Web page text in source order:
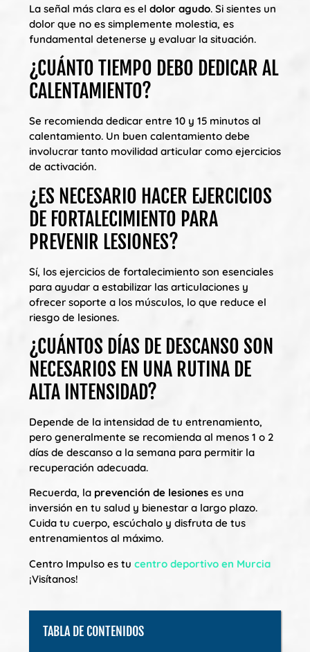
La señal más clara es el dolor agudo. Si sientes un
dolor que no es simplemente molestia, es
fundamental detenerse y evaluar la situación.
¿CUÁNTO TIEMPO DEBO DEDICAR AL
CALENTAMIENTO?
Se recomienda dedicar entre 10 y 15 minutos al
calentamiento. Un buen calentamiento debe
involucrar tanto movilidad articular como ejercicios
de activación.
¿ES NECESARIO HACER EJERCICIOS
DE FORTALECIMIENTO PARA
PREVENIR LESIONES?
Sí, los ejercicios de fortalecimiento son esenciales
para ayudar a estabilizar las articulaciones y
ofrecer soporte a los músculos, lo que reduce el
riesgo de lesiones.
¿CUÁNTOS DÍAS DE DESCANSO SON
NECESARIOS EN UNA RUTINA DE
ALTA INTENSIDAD?
Depende de la intensidad de tu entrenamiento,
pero generalmente se recomienda al menos 1 o 2
días de descanso a la semana para permitir la
recuperación adecuada.
Recuerda, la prevención de lesiones es una
inversión en tu salud y bienestar a largo plazo.
Cuida tu cuerpo, escúchalo y disfruta de tus
entrenamientos al máximo.
Centro Impulso es tu centro deportivo en Murcia
¡Visítanos!
TABLA DE CONTENIDOS